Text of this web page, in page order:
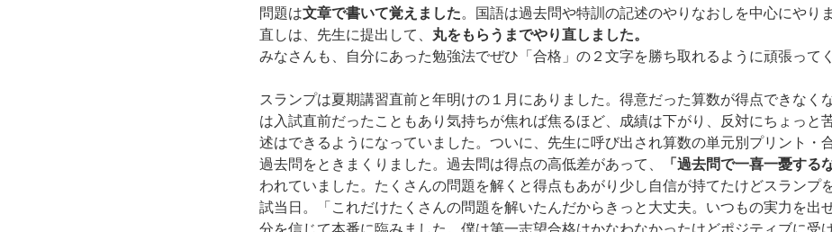
問題は文章で書いて覚えました。国語は過去問や特訓の記述のやりなおしを中心にやり
直しは、先生に提出して、 丸をもらうまでやり直しました。
みなさんも、自分にあった勉強法でぜひ「合格」の２文字を勝ち取れるように頑張って
スランプは夏期講習直前と年明けの１月にありました。得意だった算数が得点できなく
は入試直前だったこともあり気持ちが焦れば焦るほど、成績は下がり、反対にちょっと
述はできるようになっていました。ついに、先生に呼び出され算数の単元別プリント・
過去問をときまくりました。過去問は得点の高低差があって、
「過去問で一喜一憂する
われていました。たくさんの問題を解くと得点もあがり少し自信が持てたけどスランプ
試当日。「これだけたくさんの問題を解いたんだからきっと大丈夫。いつもの実力を出
分を信じて本番に臨みました。僕は第一志望合格はかなわなかったけどポジティブに受